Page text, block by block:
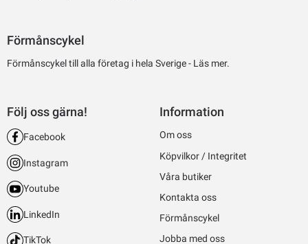
Förmånscykel
Förmånscykel till alla företag i hela Sverige - Läs mer.
Följ oss gärna!
Facebook
Instagram
Youtube
LinkedIn
TikTok
Information
Om oss
Köpvilkor / Integritet
Våra butiker
Kontakta oss
Förmånscykel
Jobba med oss